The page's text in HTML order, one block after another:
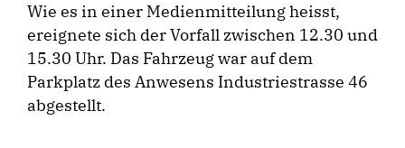
Wie es in einer Medienmitteilung heisst,
ereignete sich der Vorfall zwischen 12.30 und
15.30 Uhr. Das Fahrzeug war auf dem
Parkplatz des Anwesens Industriestrasse 46
abgestellt.